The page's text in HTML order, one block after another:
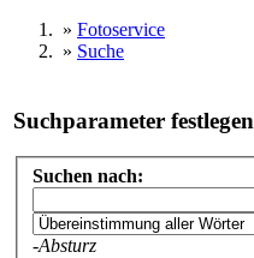
» Fotoservice
» Suche
Suchparameter festlegen
Suchen nach:
-Absturz